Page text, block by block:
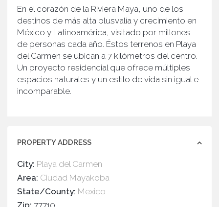
En el corazón de la Riviera Maya, uno de los
destinos de más alta plusvalía y crecimiento en
México y Latinoamérica, visitado por millones
de personas cada año. Éstos terrenos en Playa
del Carmen se ubican a 7 kilómetros del centro.
Un proyecto residencial que ofrece múltiples
espacios naturales y un estilo de vida sin igual e
incomparable.
PROPERTY ADDRESS
City: Playa del Carmen
Area: Ciudad Mayakoba
State/County: Mexico